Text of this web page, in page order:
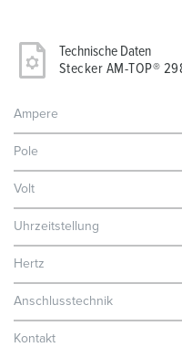
Technische Daten
Stecker AM-TOP®
Ampere
Pole
Volt
Uhrzeitstellung
Hertz
Anschlusstechnik
Kontakt